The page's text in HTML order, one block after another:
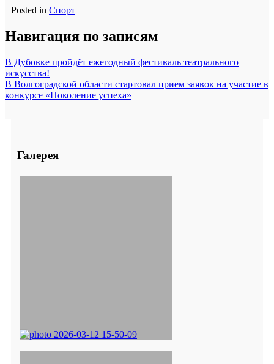
Posted in Спорт
Навигация по записям
В Дубовке пройдёт ежегодный фестиваль театрального
искусства!
В Волгоградской области стартовал прием заявок на участие в
конкурсе «Поколение успеха»
Галерея